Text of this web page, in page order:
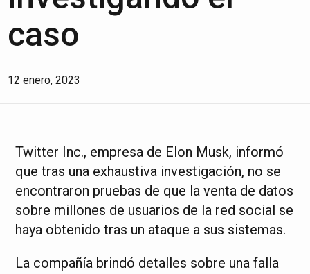
caso
12 enero, 2023
Twitter Inc., empresa de Elon Musk, informó
que tras una exhaustiva investigación, no se
encontraron pruebas de que la venta de datos
sobre millones de usuarios de la red social se
haya obtenido tras un ataque a sus sistemas.
La compañía brindó detalles sobre una falla